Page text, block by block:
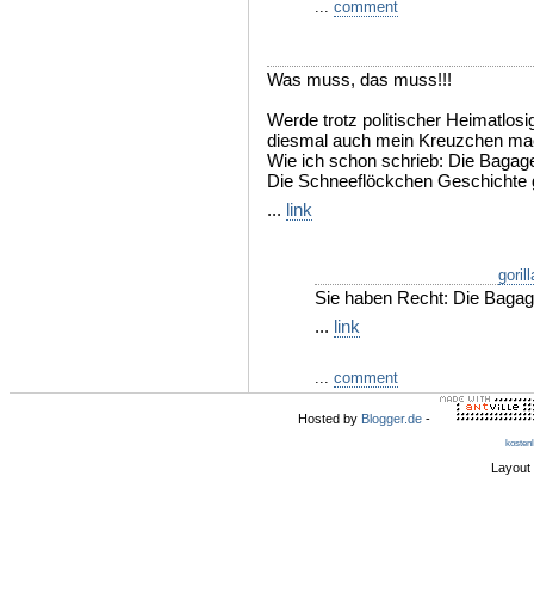
... comment
Was muss, das muss!!!
Werde trotz politischer
diesmal auch mein Kreuzchen
Wie ich schon schrieb: Die
Die Schneeflöckchen Geschichte
... link
Sie haben Recht: Die
... link
... comment
Hosted by Blogger.de -